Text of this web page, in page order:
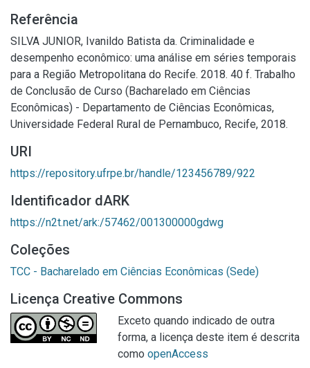
Referência
SILVA JUNIOR, Ivanildo Batista da. Criminalidade e
desempenho econômico: uma análise em séries temporais
para a Região Metropolitana do Recife. 2018. 40 f. Trabalho
de Conclusão de Curso (Bacharelado em Ciências
Econômicas) - Departamento de Ciências Econômicas,
Universidade Federal Rural de Pernambuco, Recife, 2018.
URI
https://repository.ufrpe.br/handle/123456789/922
Identificador dARK
https://n2t.net/ark:/57462/001300000gdwg
Coleções
TCC - Bacharelado em Ciências Econômicas (Sede)
Licença Creative Commons
Exceto quando indicado de outra
forma, a licença deste item é descrita
como openAccess